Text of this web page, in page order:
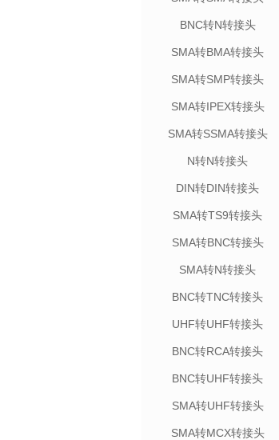
BNC转N转接头
SMA转BMA转接头
SMA转SMP转接头
SMA转IPEX转接头
SMA转SSMA转接头
N转N转接头
DIN转DIN转接头
SMA转TS9转接头
SMA转BNC转接头
SMA转N转接头
BNC转TNC转接头
UHF转UHF转接头
BNC转RCA转接头
BNC转UHF转接头
SMA转UHF转接头
SMA转MCX转接头